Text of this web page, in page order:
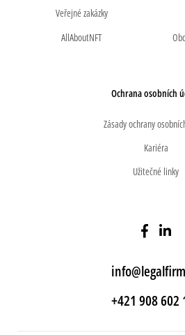
Veřejné zakázky
AllAboutNFT
Ochrana osobních
Zásady ochrany
Kariéra
Užitečné linky
+421 908 602